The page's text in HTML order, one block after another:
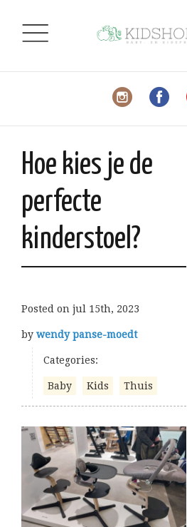
Hoe kies je de
perfecte
kinderstoel?
Posted on jul 15th, 2023
by wendy panse-moedt
Categories:
Baby Kids Thuis